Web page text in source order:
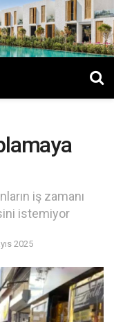
iş zamanı
istemiyor
2025